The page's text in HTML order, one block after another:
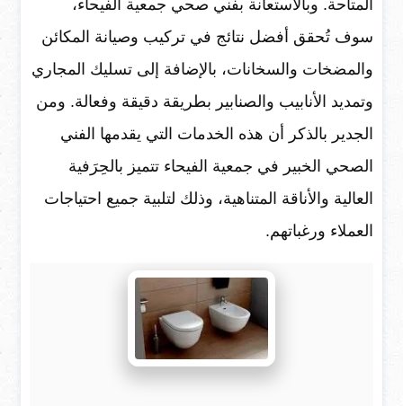
المتاحة. وبالاستعانة بفني صحي جمعية الفيحاء،
سوف تُحقق أفضل نتائج في تركيب وصيانة المكائن
والمضخات والسخانات، بالإضافة إلى تسليك المجاري
وتمديد الأنابيب والصنابير بطريقة دقيقة وفعالة. ومن
الجدير بالذكر أن هذه الخدمات التي يقدمها الفني
الصحي الخبير في جمعية الفيحاء تتميز بالحِرَفية
العالية والأناقة المتناهية، وذلك لتلبية جميع احتياجات
العملاء ورغباتهم.